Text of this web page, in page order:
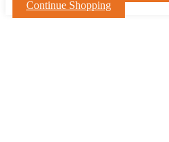
Continue Shopping